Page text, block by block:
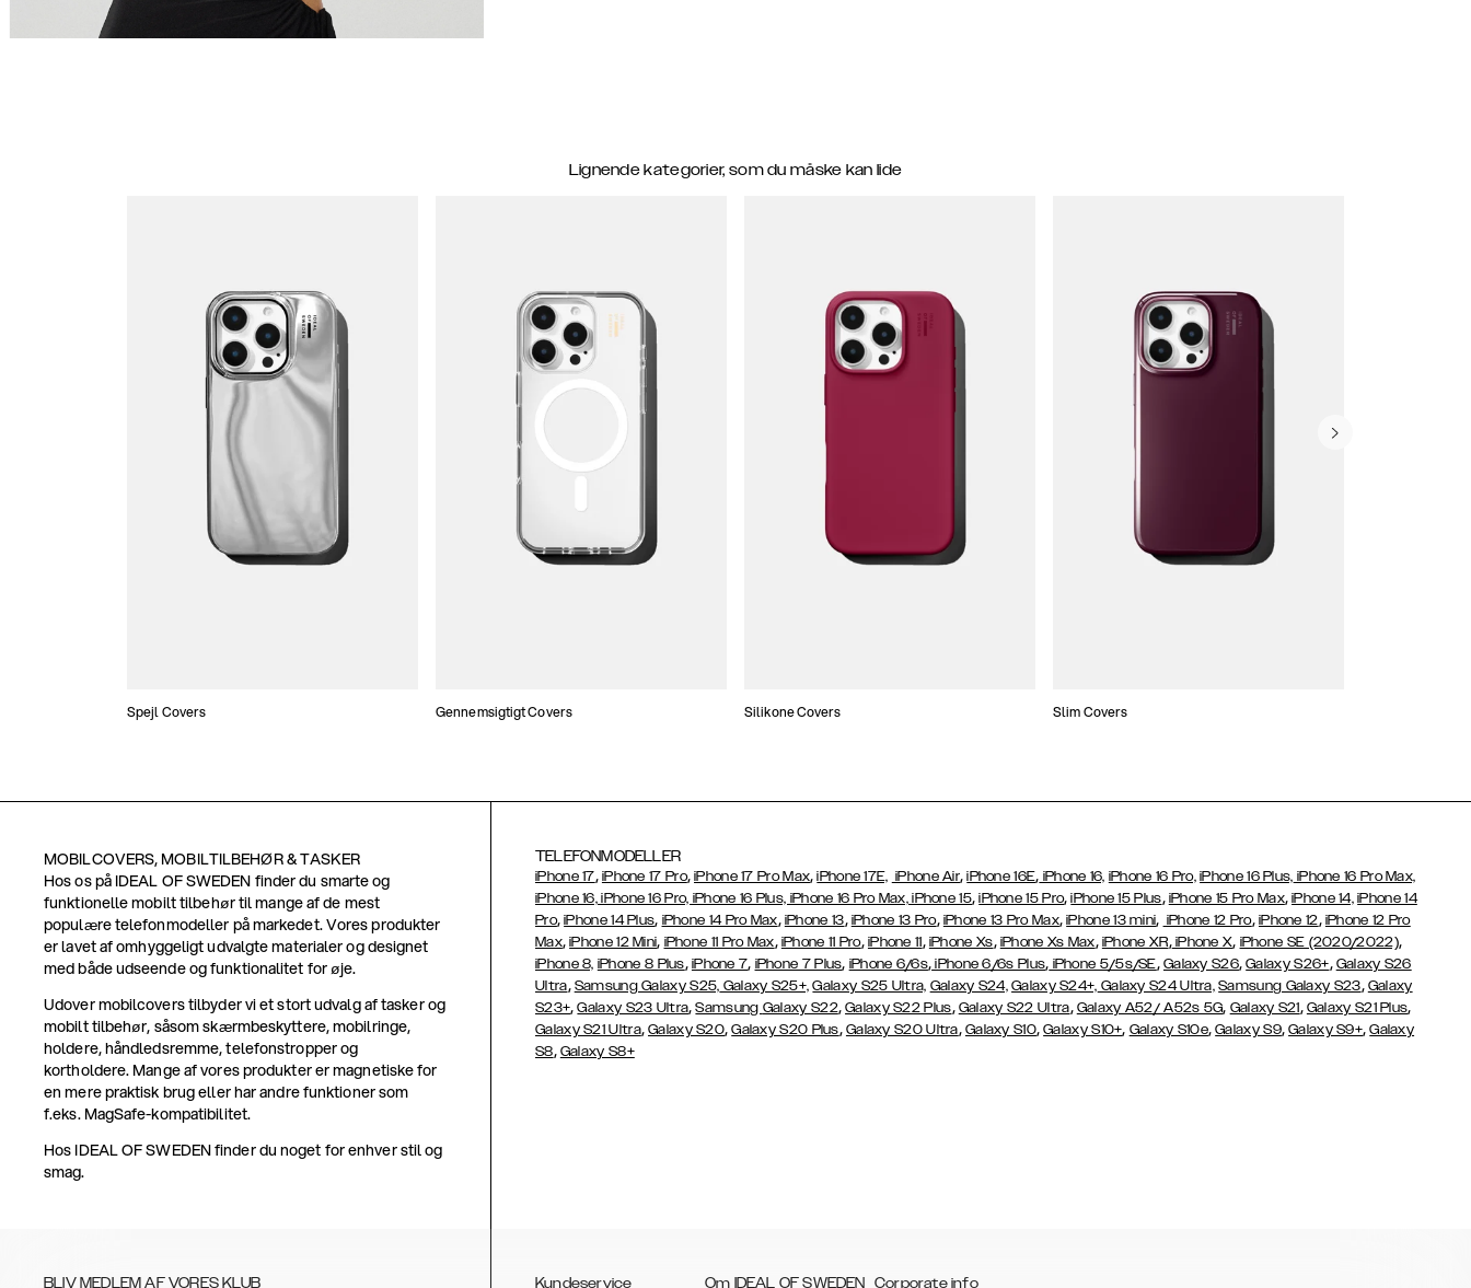
Lignende kategorier, som du måske kan lide
Spejl Covers Gennemsigtigt Covers Silikone Covers Slim Covers
MOBILCOVERS, MOBILTILBEHØR & TASKER
Hos os på IDEAL OF SWEDEN finder du smarte og
funktionelle mobilt tilbehør til mange af de mest
populære telefonmodeller på markedet. Vores produkter
er lavet af omhyggeligt udvalgte materialer og designet
med både udseende og funktionalitet for øje.
Udover mobilcovers tilbyder vi et stort udvalg af tasker og
mobilt tilbehør, såsom skærmbeskyttere, mobilringe,
holdere, håndledsremme, telefonstropper og
kortholdere. Mange af vores produkter er magnetiske for
en mere praktisk brug eller har andre funktioner som
f.eks. MagSafe-kompatibilitet.
Hos IDEAL OF SWEDEN finder du noget for enhver stil og
smag.
TELEFONMODELLER
iPhone 17, iPhone 17 Pro,iPhone 17 Pro Max,iPhone 17E, iPhone Air,iPhone 16E, iPhone 16, iPhone 16 Pro, iPhone 16 Plus, iPhone 16 Pro Max,
iPhone 16, iPhone 16 Pro, iPhone 16 Plus, iPhone 16 Pro Max, iPhone 15,iPhone 15 Pro,iPhone 15 Plus, iPhone 15 Pro Max,iPhone 14, iPhone 14
Pro,iPhone 14 Plus, iPhone 14 Pro Max, iPhone 13, iPhone 13 Pro, iPhone 13 Pro Max,iPhone 13 mini, iPhone 12 Pro, iPhone 12, iPhone 12 Pro
Max,iPhone 12 Mini, iPhone 11 Pro Max, iPhone 11 Pro, iPhone 11, iPhone Xs, iPhone Xs Max, iPhone XR,iPhone X, iPhone SE (2020/2022),
iPhone 8, iPhone 8 Plus, iPhone 7, iPhone 7 Plus, iPhone 6/6s, iPhone 6/6s Plus, iPhone 5/5s/SE, Galaxy S26,Galaxy S26+, Galaxy S26
Ultra, Samsung Galaxy S25, Galaxy S25+, Galaxy S25 Ultra, Galaxy S24, Galaxy S24+, Galaxy S24 Ultra, Samsung Galaxy S23, Galaxy
S23+,Galaxy S23 Ultra,Samsung Galaxy S22,Galaxy S22 Plus, Galaxy S22 Ultra, Galaxy A52/ A52s 5G, Galaxy S21, Galaxy S21 Plus,
Galaxy S21 Ultra,Galaxy S20,Galaxy S20 Plus, Galaxy S20 Ultra, Galaxy S10,Galaxy S10+, Galaxy S10e,Galaxy S9,Galaxy S9+,Galaxy
S8, Galaxy S8+
BLIV MEDLEM AF VORES KLUB Kundeservice Om IDEAL OF SWEDEN Corporate info